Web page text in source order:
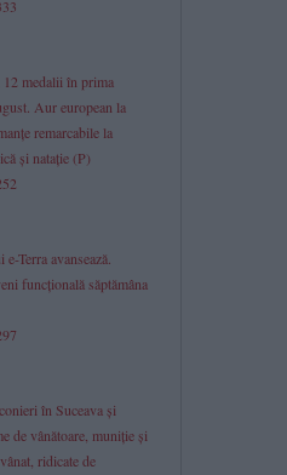
medalii în prima
Aur european la
remarcabile la
și natație (P)
Terra avansează.
funcțională săptămâna
în Suceava și
de vânătoare, muniție și
ridicate de